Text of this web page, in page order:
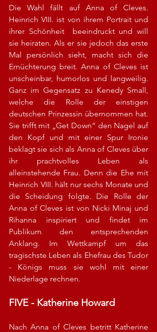
Die Wahl fällt auf Anna of Cleves.
Heinrich VIII. ist von ihrem Portrait und
ihrer Schönheit  beeindruckt und will
sie heiraten. Als er sie jedoch das erste
Mal persönlich sieht, macht sich die
Ernüchterung breit. Anna of Cleves ist
unscheinbar, humorlos und langweilig.
Ganz im Gegensatz zu Kenedy Small,
welche die Rolle der einstigen
deutschen Prinzessin übernommen hat.
Sie trifft mit „Get Down“ den Nagel auf
den Kopf und mit einer Spur Ironie
beklagt sie sich als Anna of Cleves über
ihr prachtvolles Leben als
alleinstehende Frau. Denn die Ehe mit
Heinrich VIII. hält nur sechs Monate und
die Scheidung folgte. Die Rolle der
Anna of Cleves ist von Nicki Minaj und
Rihanna inspiriert und findet im
Publikum den entsprechenden
Anklang. Im Wettkampf um das
tragischste Leben als Ehefrau des Tudor
- Königs muss sie wohl mit einer
Niederlage rechnen.
FIVE - Katherine Howard
Nach Anna of Cleves betritt Katherine